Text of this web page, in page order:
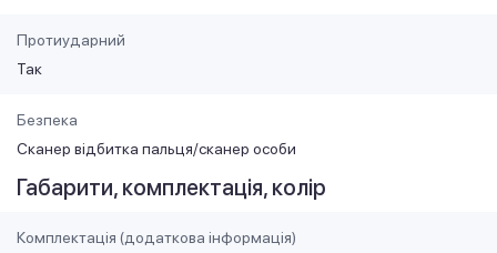
Протиударний
Так
Безпека
Сканер відбитка пальця/сканер особи
Габарити, комплектація, колір
Комплектація (додаткова інформація)